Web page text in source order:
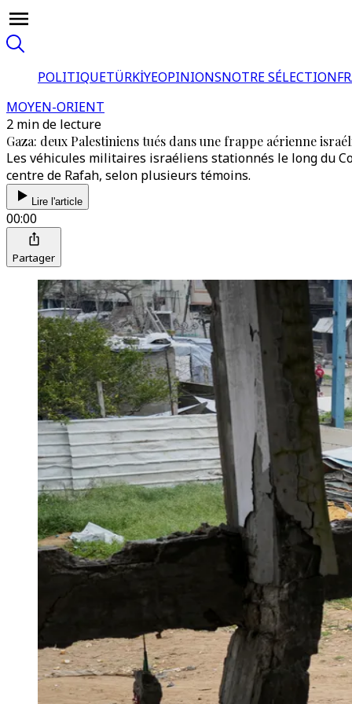
POLITIQUETÜRKİYEOPINIONSNOTRE SÉLECTION
MOYEN-ORIENT
2 min de lecture
Gaza: deux Palestiniens tués dans une frappe aérienne
Les véhicules militaires israéliens stationnés le long du
centre de Rafah, selon plusieurs témoins.
Lire l'article
00:00
Partager